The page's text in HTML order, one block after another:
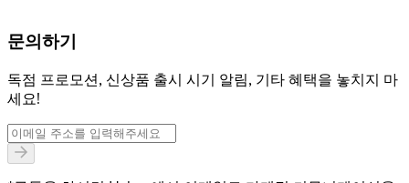
문의하기
독점 프로모션, 신상품 출시 시기 알림, 기타 혜택을 놓치지 마
세요!